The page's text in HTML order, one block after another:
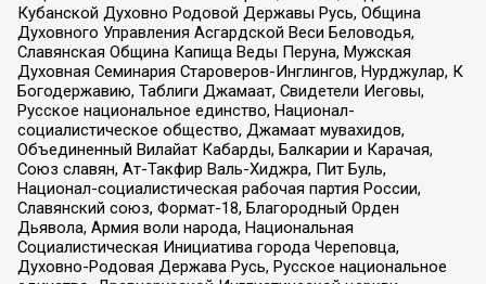
Кубанской Духовно Родовой Державы Русь, Община
Духовного Управления Асгардской Веси Беловодья,
Славянская Община Капища Веды Перуна, Мужская
Духовная Семинария Староверов-Инглингов, Нурджулар, К
Богодержавию, Таблиги Джамаат, Свидетели Иеговы,
Русское национальное единство, Национал-
социалистическое общество, Джамаат мувахидов,
Объединенный Вилайат Кабарды, Балкарии и Карачая,
Союз славян, Ат-Такфир Валь-Хиджра, Пит Буль,
Национал-социалистическая рабочая партия России,
Славянский союз, Формат-18, Благородный Орден
Дьявола, Армия воли народа, Национальная
Социалистическая Инициатива города Череповца,
Духовно-Родовая Держава Русь, Русское национальное